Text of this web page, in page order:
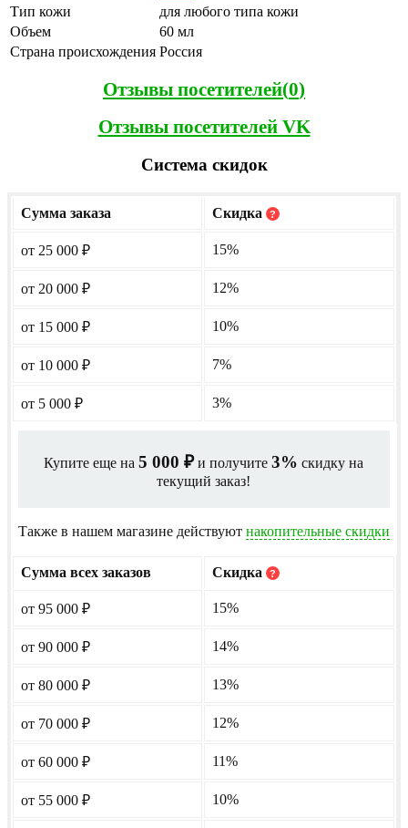
Тип кожи
для любого типа кожи
Объем
60 мл
Страна происхождения Россия
Отзывы посетителей(0)
Отзывы посетителей VK
Система скидок
Сумма заказа Скидка ?
от 25 000 ₽ 15%
от 20 000 ₽ 12%
от 15 000 ₽ 10%
от 10 000 ₽ 7%
от 5 000 ₽ 3%
Купите еще на5 000₽и получите3% скидку на
текущий заказ!
Также в нашем магазине действуют накопительные скидки
Сумма всех заказов Скидка ?
от 95 000 ₽ 15%
от 90 000 ₽ 14%
от 80 000 ₽ 13%
от 70 000 ₽ 12%
от 60 000 ₽ 11%
от 55 000 ₽ 10%